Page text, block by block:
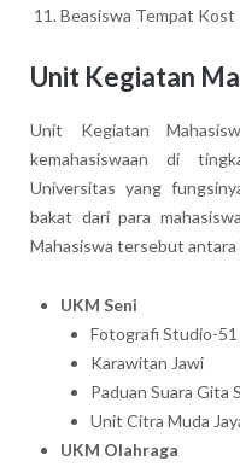
Beasiswa Tempat Kost
Unit Kegiatan
Unit Kegiatan
kemahasiswaan di
Universitas yang
bakat dari para
Mahasiswa tersebut antara
UKM Seni
Fotografi Studio-51
Karawitan Jawi
Paduan Suara Gita
Unit Citra Muda
UKM Olahraga